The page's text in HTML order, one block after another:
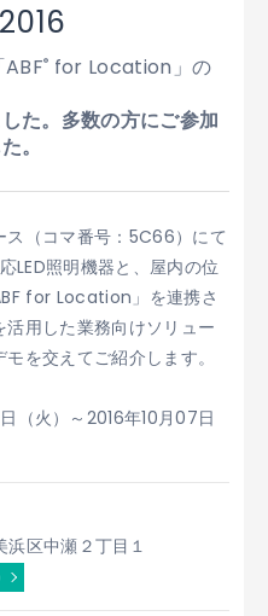
ABF® for Location」の
た。多数の方にご参加
。
ス（コマ番号：5C66）にて
LED照明機器と、屋内の位
for Location」を連携さ
用した業務向けソリュー
を交えてご紹介します。
（火）～2016年10月07日
浜区中瀬２丁目１